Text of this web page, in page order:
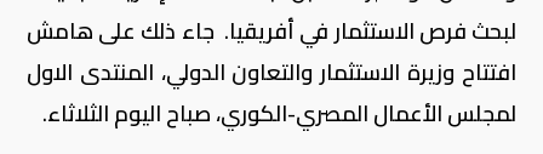
لبحث فرص الاستثمار في أفريقيا. جاء ذلك على هامش
افتتاح وزيرة الاستثمار والتعاون الدولي، المنتدى الاول
لمجلس الأعمال المصري-الكوري، صباح اليوم الثلاثاء.